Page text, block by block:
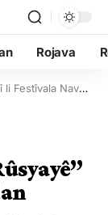
Rojava
“Ruhê Rûsyayê” li Moskowê hate nîşandan